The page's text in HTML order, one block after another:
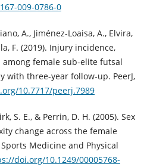
009-0786-0
A., Jiménez-Loaisa, A., Elvira,
F. (2019). Injury incidence,
female sub-elite futsal
with three-year follow-up. PeerJ,
10.7717/peerj.7989
S. E., & Perrin, D. H. (2005). Sex
change across the female
Medicine and Physical
doi.org/10.1249/00005768-